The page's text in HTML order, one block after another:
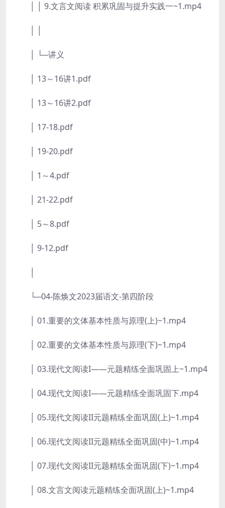
│ │ 9.文言文阅读 积累巩固与提升实践一~1.mp4
│ └─讲义
│ 13～16讲1.pdf
│ 13～16讲2.pdf
│ 17-18.pdf
│ 19-20.pdf
│ 1～4.pdf
│ 21-22.pdf
│ 5～8.pdf
│ 9-12.pdf
└─04-陈焕文2023届语文-第四阶段
│ 01.重要的文体基本性质与原理(上)~1.mp4
│ 02.重要的文体基本性质与原理(下)~1.mp4
│ 03.现代文阅读I——元题精练全面巩固上~1.mp4
│ 04.现代文阅读I——元题精练全面巩固下.mp4
│ 05.现代文阅读II元题精练全面巩固(上)~1.mp4
│ 06.现代文阅读II元题精练全面巩固(中)~1.mp4
│ 07.现代文阅读II元题精练全面巩固(下)~1.mp4
│ 08.文言文阅读元题精练全面巩固(上)~1.mp4